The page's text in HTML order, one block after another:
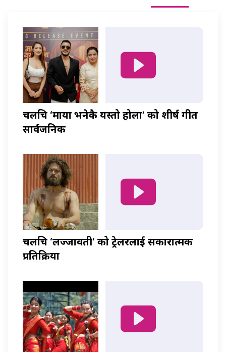
चलचित्र ‘माया भनेकै यस्तो होला’ को शीर्ष गीत
सार्वजनिक
चलचित्र ‘लज्जावती’ को ट्रेलरलाई सकारात्मक
प्रतिक्रिया